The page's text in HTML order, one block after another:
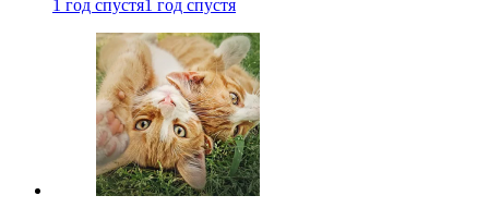
1 год спустя1 год спустя